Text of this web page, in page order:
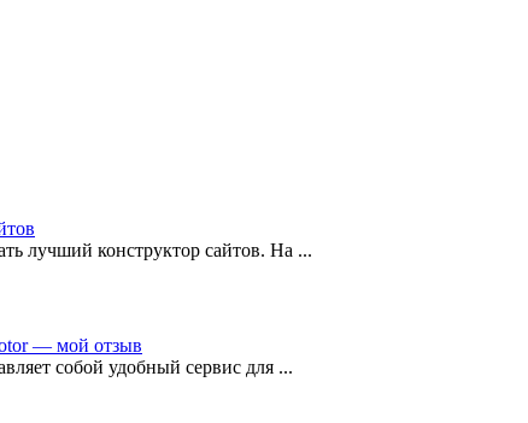
лучший конструктор сайтов. На ...
— мой отзыв
собой удобный сервис для ...